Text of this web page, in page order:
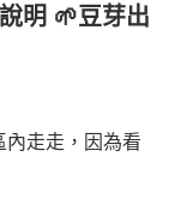
明 🌱豆芽出
走走，因為看